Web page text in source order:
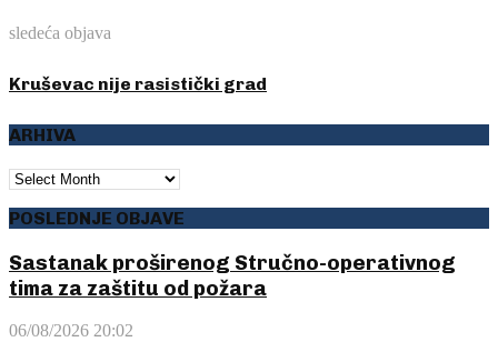
sledeća objava
Kruševac nije rasistički grad
ARHIVA
ARHIVA
POSLEDNJE OBJAVE
Sastanak proširenog Stručno-operativnog
tima za zaštitu od požara
06/08/2026 20:02